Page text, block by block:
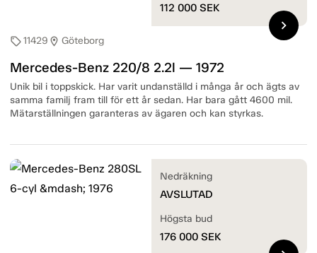
sell11429 location_on Göteborg
Mercedes-Benz 220/8 2.2l — 1972
Unik bil i toppskick. Har varit undanställd i många år och ägts av
samma familj fram till för ett år sedan. Har bara gått 4600 mil.
Mätarställningen garanteras av ägaren och kan styrkas.
112 000 SEK
chevron_right
Nedräkning
AVSLUTAD
Högsta bud
176 000 SEK